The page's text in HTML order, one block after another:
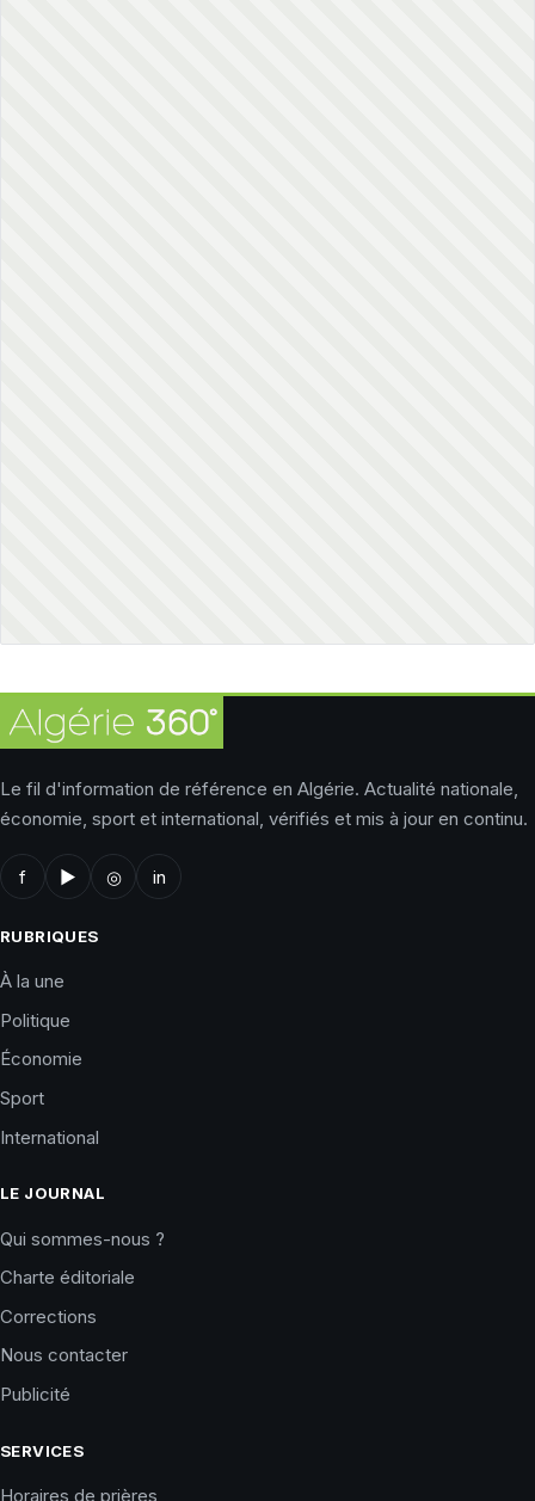
Le fil d'information de référence en Algérie. Actualité nationale,
économie, sport et international, vérifiés et mis à jour en continu.
f ▶ ◎ in
RUBRIQUES
À la une
Politique
Économie
Sport
International
LE JOURNAL
Qui sommes-nous ?
Charte éditoriale
Corrections
Nous contacter
Publicité
SERVICES
Horaires de prières